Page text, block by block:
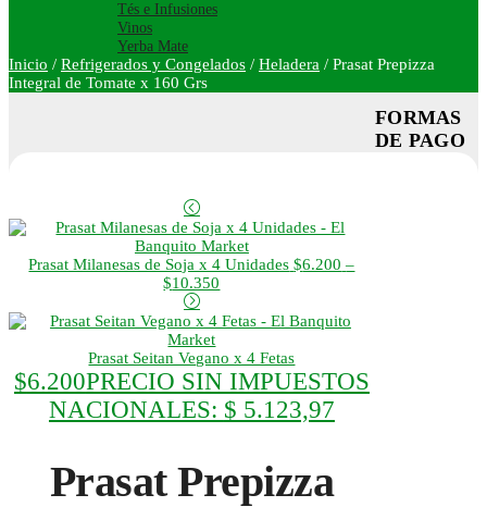
Tés e Infusiones
Vinos
Yerba Mate
Inicio / Refrigerados y Congelados / Heladera / Prasat Prepizza
Integral de Tomate x 160 Grs
Prasat Milanesas de Soja x 4 Unidades $6.200 –
$10.350
precios:
$6.200
hasta
$10.350
Prasat Seitan Vegano x 4 Fetas
$6.200PRECIO SIN IMPUESTOS
NACIONALES: $ 5.123,97
Prasat Prepizza
FORMAS
DE PAGO